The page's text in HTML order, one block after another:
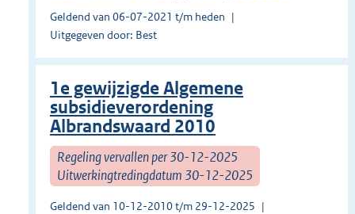
Geldend van 06-07-2021 t/m heden
Uitgegeven door: Best
1e gewijzigde Algemene
subsidieverordening
Albrandswaard 2010
Regeling vervallen per 30-12-2025
Uitwerkingtredingdatum 30-12-2025
Geldend van 10-12-2010 t/m 29-12-2025